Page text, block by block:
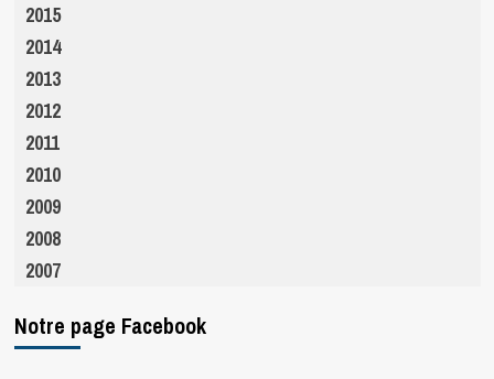
2015
2014
2013
2012
2011
2010
2009
2008
2007
Notre page Facebook